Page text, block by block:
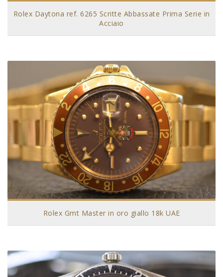
Rolex Daytona ref. 6265 Scritte Abbassate Prima Serie in
Acciaio
Rolex Gmt Master in oro giallo 18k UAE